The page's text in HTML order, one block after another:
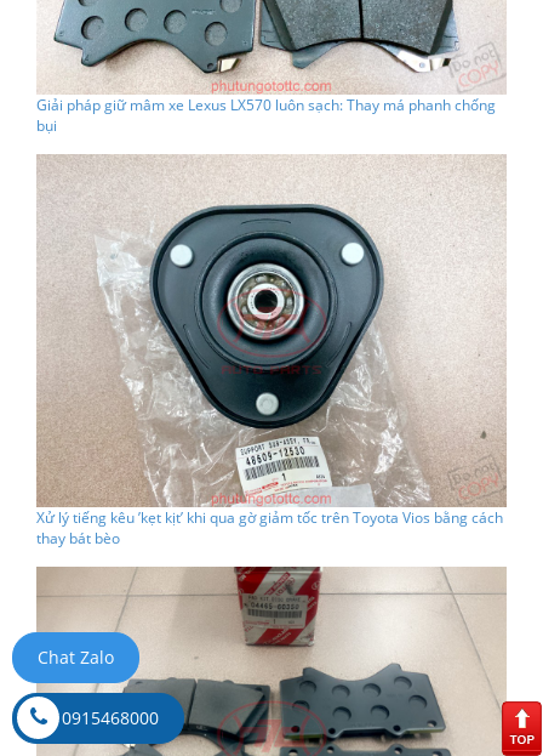
Giải pháp giữ mâm xe Lexus LX570 luôn sạch: Thay má phanh chống
bụi
Xử lý tiếng kêu ’kẹt kịt’ khi qua gờ giảm tốc trên Toyota Vios bằng cách
thay bát bèo
Chat Zalo
0915468000